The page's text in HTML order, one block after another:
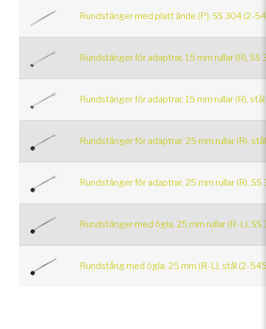
Rundstänger med platt ände (P), SS 304 (2-
Rundstänger för adaptrar, 15 mm rullar (R), SS
Rundstänger för adaptrar, 15 mm rullar (R),
Rundstänger för adaptrar, 25 mm rullar (R),
Rundstänger för adaptrar, 25 mm rullar (R),
Rundstänger med ögla, 25 mm rullar (R-L),
Rundstång med ögla, 25 mm (R-L), stål (2-